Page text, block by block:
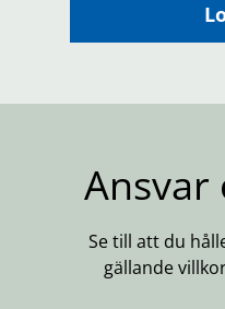
Ansvar
Se till att du
gällande